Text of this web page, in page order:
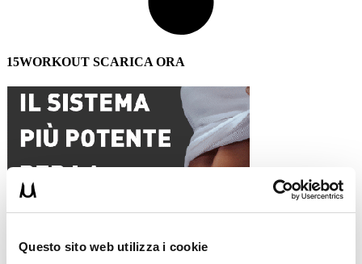
Questo sito web utilizza i cookie
15WORKOUT SCARICA ORA